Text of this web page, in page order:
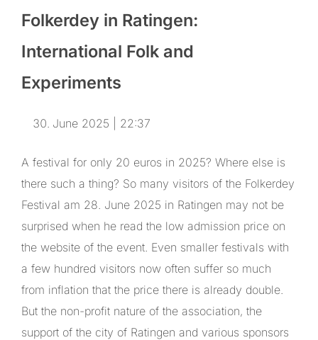
Folkerdey in Ratingen:
International Folk and
Experiments
June 2025 | 22:37
A festival for only 20 euros in 2025? Where else is
there such a thing? So many visitors of the Folkerdey
Festival am 28. June 2025 in Ratingen may not be
surprised when he read the low admission price on
the website of the event. Even smaller festivals with
a few hundred visitors now often suffer so much
from inflation that the price there is already double.
But the non-profit nature of the association, the
support of the city of Ratingen and various sponsors